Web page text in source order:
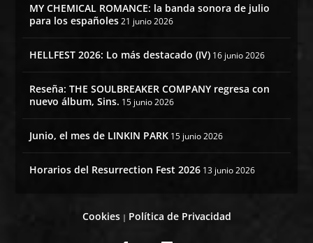
MY CHEMICAL ROMANCE: la banda sonora de julio
para los españoles 21 junio 2026
HELLFEST 2026: Lo más destacado (IV) 16 junio 2026
Reseña: THE SOULBREAKER COMPANY regresa con
nuevo álbum, Sins. 15 junio 2026
Junio, el mes de LINKIN PARK 15 junio 2026
Horarios del Resurrection Fest 2026 13 junio 2026
Cookies| Política de Privacidad